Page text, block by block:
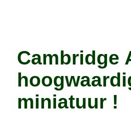
Cambridge
miniatuur !